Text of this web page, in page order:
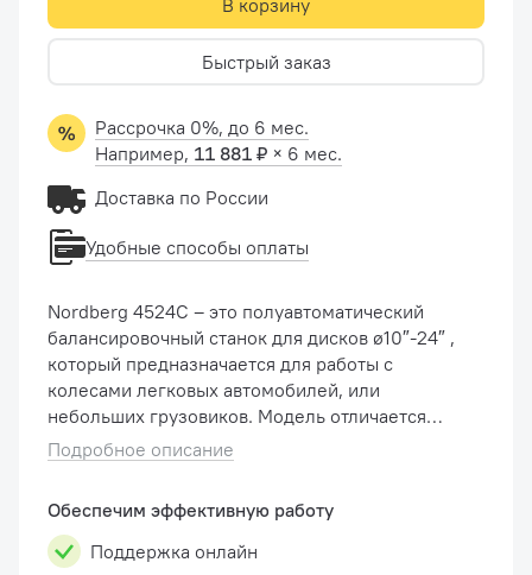
Nordberg 4524C – это полуавтоматический
балансировочный станок для дисков ø10″-24″ ,
который предназначается для работы с
колесами легковых автомобилей, или
небольших грузовиков. Модель отличается
небольшим значением погрешности
вычислений – 1 грамм. Надежные подшипники,
Подробное описание
Обеспечим эффективную работу
Поддержка онлайн
В корзину
Быстрый заказ
Рассрочка 0%, до 6 мес.
Например, 11 881 ₽ × 6 мес.
Доставка по России
Удобные способы оплаты